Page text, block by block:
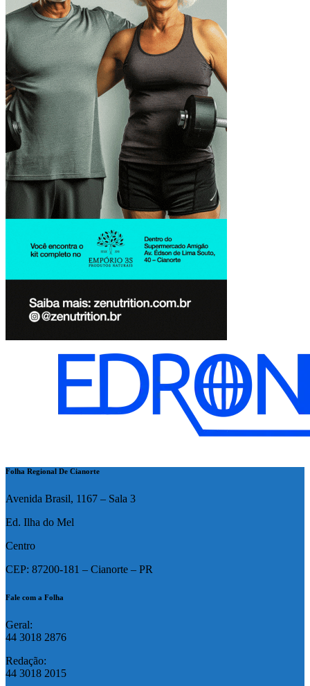
Folha Regional De Cianorte
Avenida Brasil, 1167 – Sala 3
Ed. Ilha do Mel
Centro
CEP: 87200-181 – Cianorte – PR
Fale com a Folha
Geral:
44 3018 2876
Redação:
44 3018 2015